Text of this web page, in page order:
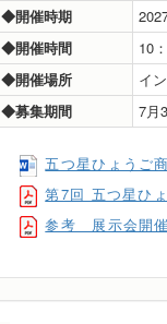
◆開催時期
◆開催時間
10
◆開催場所
イ
◆募集期間
7月
五つ星ひょうご
第7回 五つ星ひ
参考 展示会開